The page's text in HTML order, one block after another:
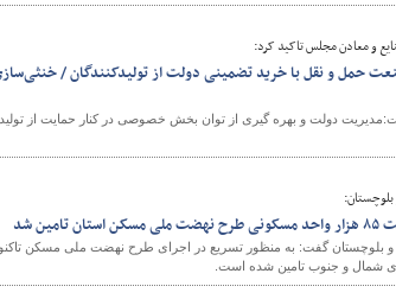
و معادن مجلس تاکید کرد:
حمل و نقل با خرید تضمینی دولت از تولیدکنندگان /
دولت و بهره گیری از توان بخش خصوصی در کنار حمایت از
شد
شمال و جنوب تامین شده است.